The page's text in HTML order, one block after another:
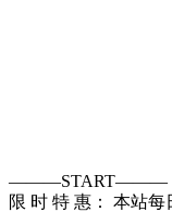
———START———
限 时 特 惠： 本站